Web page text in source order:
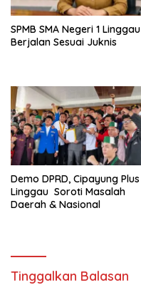
SPMB SMA Negeri 1 Linggau
Berjalan Sesuai Juknis
Demo DPRD, Cipayung Plus
Linggau Soroti Masalah
Daerah & Nasional
Tinggalkan Balasan